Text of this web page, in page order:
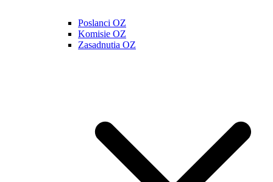
Poslanci OZ
Komisie OZ
Zasadnutia OZ